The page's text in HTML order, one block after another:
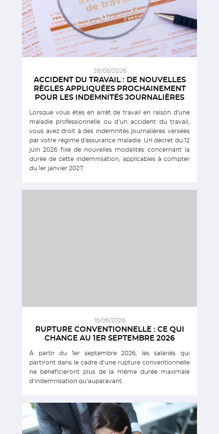
28/06/2026
ACCIDENT DU TRAVAIL : DE NOUVELLES
RÈGLES APPLIQUÉES PROCHAINEMENT
POUR LES INDEMNITÉS JOURNALIÈRES
Lorsque vous êtes en arrêt de travail en raison d'une
maladie professionnelle ou d’un accident du travail,
vous avez droit à des indemnités journalières versées
par votre régime d'assurance maladie. Un décret du 12
juin 2026 fixe de nouvelles modalités concernant la
durée de cette indemnisation, applicables à compter
du 1er janvier 2027.
16/06/2026
RUPTURE CONVENTIONNELLE : CE QUI
CHANGE AU 1ER SEPTEMBRE 2026
À partir du 1er septembre 2026, les salariés qui
partiront dans le cadre d’une rupture conventionnelle
ne bénéficieront plus de la même durée maximale
d’indemnisation qu’auparavant.